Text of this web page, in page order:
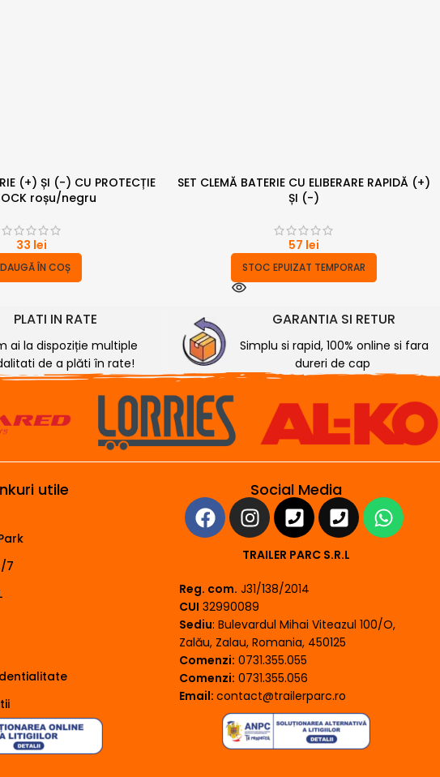
(+) ȘI (-) CU PROTECȚIE
roșu/negru
33 lei
ÎN COȘ
SET CLEMĂ BATERIE CU ELIBERARE RAPIDĂ (+)
ȘI (-)
57 lei
STOC EPUIZAT TEMPORAR
PLATI IN RATE
ai la dispoziție multiple
de a plăti în rate!
GARANTIA SI RETUR
Simplu si rapid, 100% online si fara
dureri de cap
utile
7
Social Media
TRAILER PARC S.R.L
Reg. com. J31/138/2014
CUI 32990089
Sediu: Bulevardul Mihai Viteazul 100/O,
Zalău, Zalau, Romania, 450125
Comenzi: 0731.355.055
Comenzi: 0731.355.056
Email: contact@trailerparc.ro